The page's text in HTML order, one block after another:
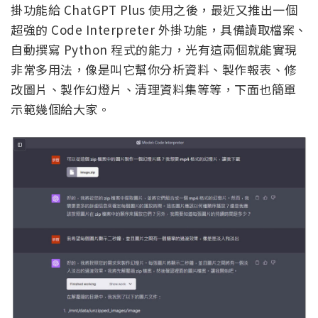
掛功能給 ChatGPT Plus 使用之後，最近又推出一個
超強的 Code Interpreter 外掛功能，具備讀取檔案、
自動撰寫 Python 程式的能力，光有這兩個就能實現
非常多用法，像是叫它幫你分析資料、製作報表、修
改圖片、製作幻燈片、清理資料集等等，下面也簡單
示範幾個給大家。